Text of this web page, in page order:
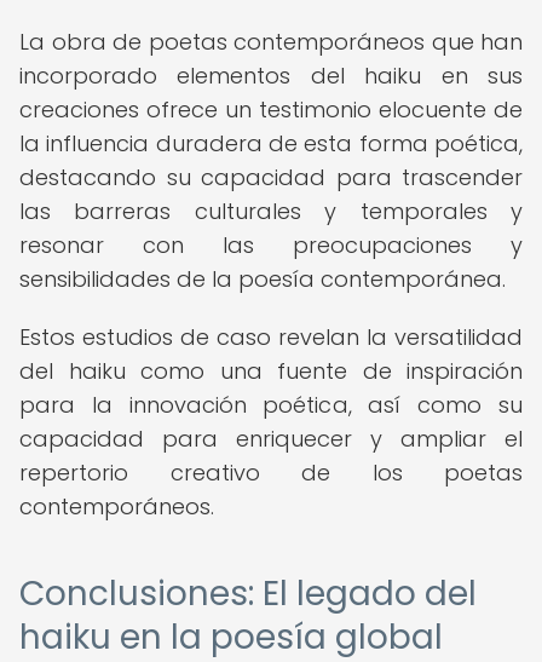
La obra de poetas contemporáneos que han
incorporado elementos del haiku en sus
creaciones ofrece un testimonio elocuente de
la influencia duradera de esta forma poética,
destacando su capacidad para trascender
las barreras culturales y temporales y
resonar con las preocupaciones y
sensibilidades de la poesía contemporánea.
Estos estudios de caso revelan la versatilidad
del haiku como una fuente de inspiración
para la innovación poética, así como su
capacidad para enriquecer y ampliar el
repertorio creativo de los poetas
contemporáneos.
Conclusiones: El legado del
haiku en la poesía global